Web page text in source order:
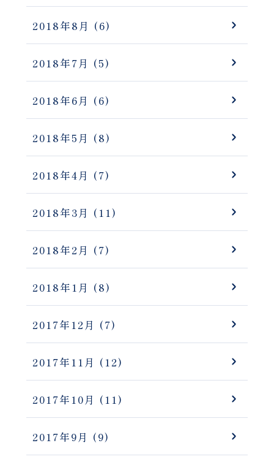
2018年8月 (6)
2018年7月 (5)
2018年6月 (6)
2018年5月 (8)
2018年4月 (7)
2018年3月 (11)
2018年2月 (7)
2018年1月 (8)
2017年12月 (7)
2017年11月 (12)
2017年10月 (11)
2017年9月 (9)